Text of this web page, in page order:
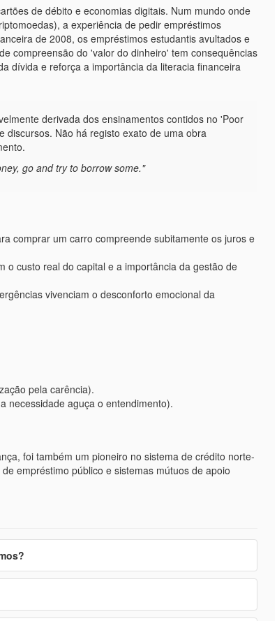
de débito e economias digitais. Num mundo onde
a experiência de pedir empréstimos
de 2008, os empréstimos estudantis avultados e
compreensão do 'valor do dinheiro' tem consequências
dívida e reforça a importância da literacia financeira
derivada dos ensinamentos contidos no 'Poor
discursos. Não há registo exato de uma obra
go and try to borrow some."
comprar um carro compreende subitamente os juros e
o custo real do capital e a importância da gestão de
vivenciam o desconforto emocional da
pela carência).
necessidade aguça o entendimento).
foi também um pioneiro no sistema de crédito norte-
empréstimo público e sistemas mútuos de apoio